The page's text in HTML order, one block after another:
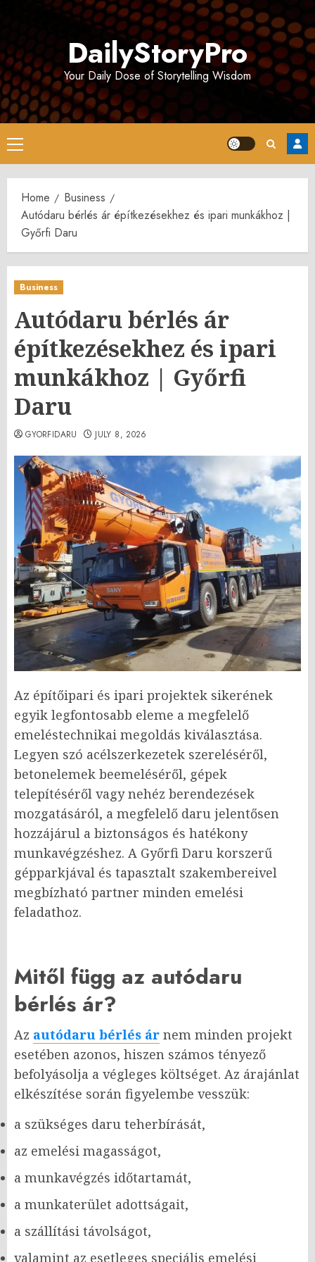
DailyStoryPro
Your Daily Dose of Storytelling Wisdom
Primary
Menu
Home
Business
Autódaru bérlés ár építkezésekhez és ipari munkákhoz |
Győrfi Daru
Business
Autódaru bérlés ár
építkezésekhez és ipari
munkákhoz | Győrfi
Daru
GYORFIDARU JULY 8, 2026
Az építőipari és ipari projektek sikerének
egyik legfontosabb eleme a megfelelő
emeléstechnikai megoldás kiválasztása.
Legyen szó acélszerkezetek szereléséről,
betonelemek beemeléséről, gépek
telepítéséről vagy nehéz berendezések
mozgatásáról, a megfelelő daru jelentősen
hozzájárul a biztonságos és hatékony
munkavégzéshez. A Győrfi Daru korszerű
gépparkjával és tapasztalt szakembereivel
megbízható partner minden emelési
feladathoz.
Mitől függ az autódaru
bérlés ár?
Az autódaru bérlés ár nem minden projekt
esetében azonos, hiszen számos tényező
befolyásolja a végleges költséget. Az árajánlat
elkészítése során figyelembe vesszük:
a szükséges daru teherbírását,
az emelési magasságot,
a munkavégzés időtartamát,
a munkaterület adottságait,
a szállítási távolságot,
valamint az esetleges speciális emelési